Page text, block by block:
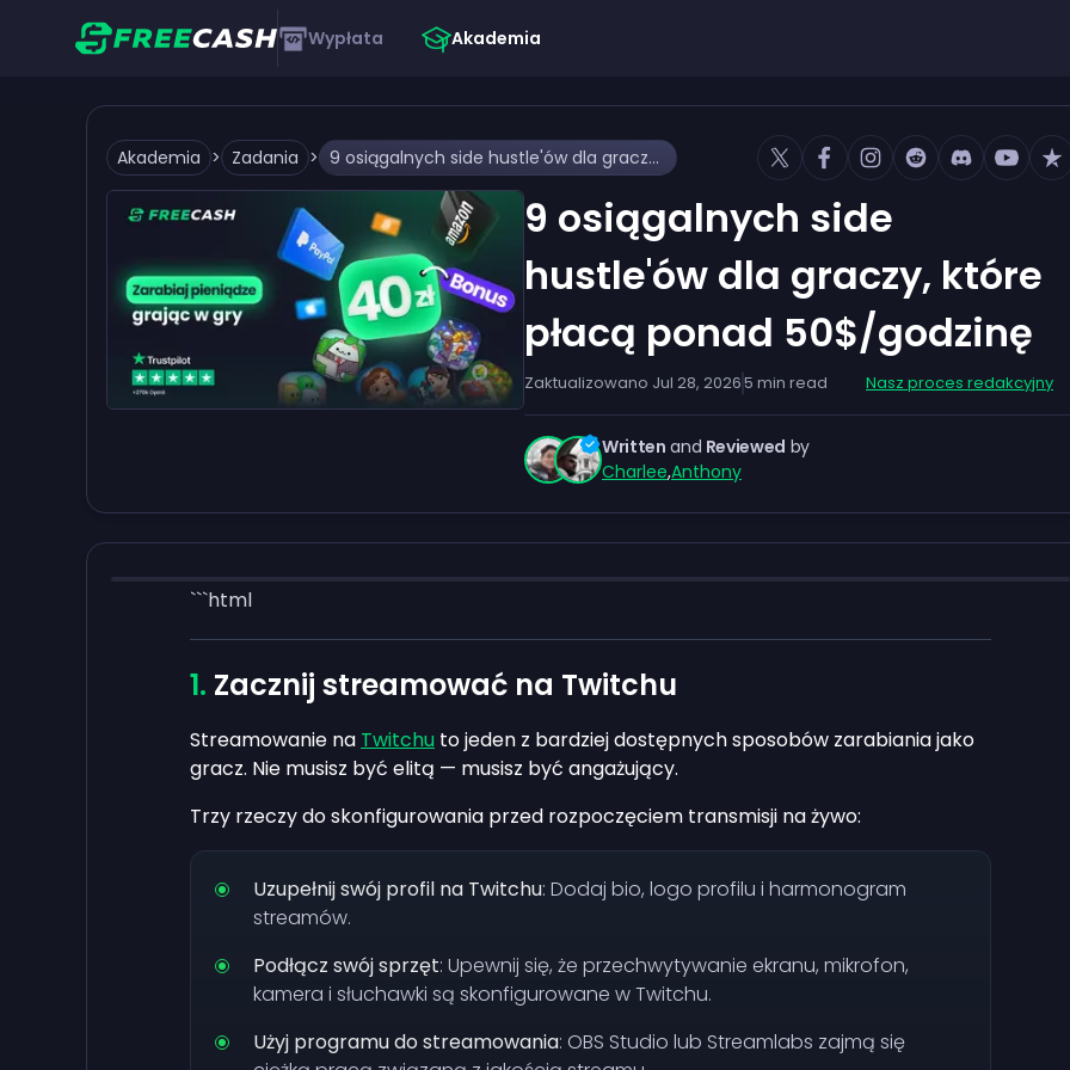
Wypłata Akademia
Akademia > Zadania > 9 osiągalnych side hustle'ów dla graczy, które płacą ponad 50$/godzinę
9 osiągalnych side
hustle'ów dla graczy, które
płacą ponad 50$/godzinę
Zaktualizowano Jul 28, 20265 min read Nasz proces redakcyjny
Written and Reviewed by
Charlee,Anthony
```html
Zacznij streamować na Twitchu
Streamowanie na Twitchu to jeden z bardziej dostępnych sposobów zarabiania jako
gracz. Nie musisz być elitą — musisz być angażujący.
Trzy rzeczy do skonfigurowania przed rozpoczęciem transmisji na żywo:
Uzupełnij swój profil na Twitchu: Dodaj bio, logo profilu i harmonogram
streamów.
Podłącz swój sprzęt: Upewnij się, że przechwytywanie ekranu, mikrofon,
kamera i słuchawki są skonfigurowane w Twitchu.
Użyj programu do streamowania: OBS Studio lub Streamlabs zajmą się